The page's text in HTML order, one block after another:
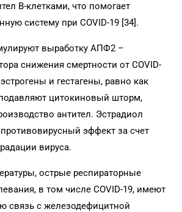
В-клетками, что помогает
систему при COVID-19 [34].
выработку АПФ2 –
снижения смертности от COVID-
и гестагены, равно как
подавляют цитокиновый шторм,
антител. Эстрадиол
эффект за счет
вируса.
острые респираторные
в том числе COVID-19, имеют
связь с железодефицитной